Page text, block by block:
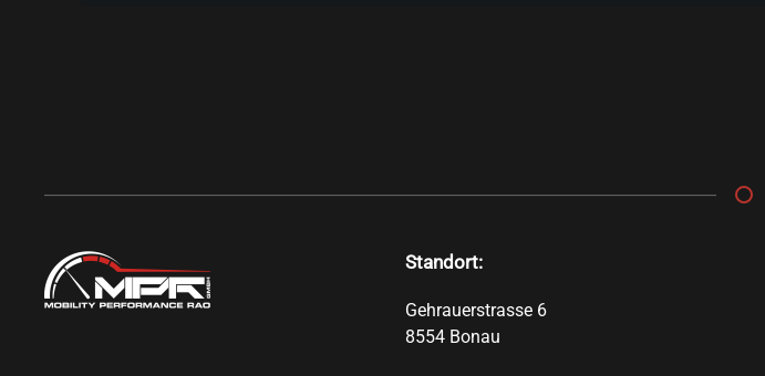
Standort:
Gehrauerstrasse 6
8554 Bonau